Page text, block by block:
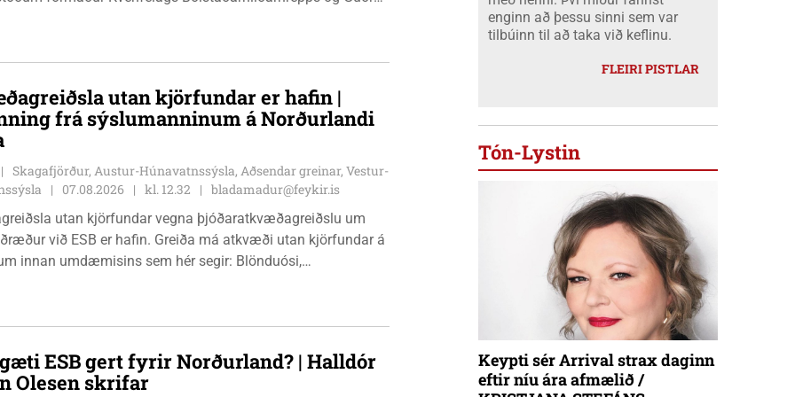
í aðstöðu sjúkraþjálfara.
utan kjörfundar er hafin |
frá sýslumanninum á Norðurlandi
Skagafjörður, Austur-Húnavatnssýsla, Aðsendar greinar, Vestur-
07.08.2026 kl. 12.32
bladamadur@feykir.is
utan kjörfundar vegna þjóðaratkvæðagreiðslu um
er hafin. Greiða má atkvæði utan kjörfundar á
innan umdæmisins sem hér segir: Blönduósi,
- 15:00. Hvammstanga, ráðhúsi Húnaþings vestra að
og föstudaga kl. 10:00 - 12:00. Skagaströnd,
að Túnbraut 1-3, Skagaströnd, mánudaga -
ESB gert fyrir Norðurland? | Halldór
Olesen skrifar
enginn að þessu sinni sem var
tilbúinn til að taka við keflinu.
FLEIRI PISTLAR
Tón-Lystin
Keypti sér Arrival strax daginn
eftir níu ára afmælið /